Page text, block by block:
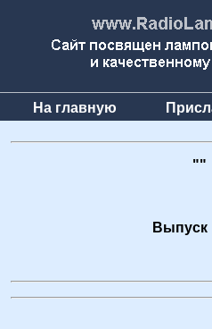
На главную
""
Выпуск